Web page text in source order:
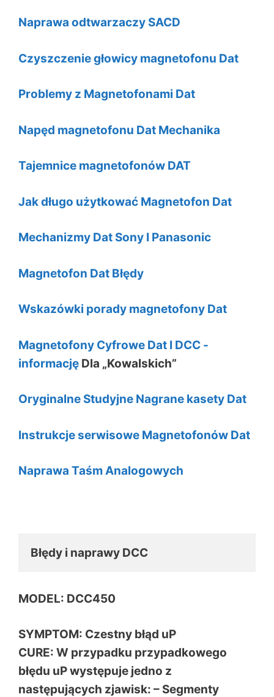
Naprawa odtwarzaczy SACD
Czyszczenie głowicy magnetofonu Dat
Problemy z Magnetofonami Dat
Napęd magnetofonu Dat Mechanika
Tajemnice magnetofonów DAT
Jak długo użytkować Magnetofon Dat
Mechanizmy Dat Sony I Panasonic
Magnetofon Dat Błędy
Wskazówki porady magnetofony Dat
Magnetofony Cyfrowe Dat I DCC -
informację Dla „Kowalskich”
Oryginalne Studyjne Nagrane kasety Dat
Instrukcje serwisowe Magnetofonów Dat
Naprawa Taśm Analogowych
Błędy i naprawy DCC
MODEL: DCC450
SYMPTOM: Czestny błąd uP
CURE: W przypadku przypadkowego
błędu uP występuje jedno z
następujących zjawisk: – Segmenty